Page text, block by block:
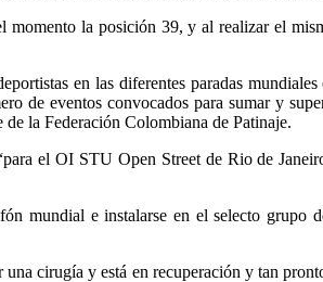
momento la posición 39, y al realizar el
en las diferentes paradas
de eventos convocados para sumar y
la Federación Colombiana de Patinaje.
el OI STU Open Street de Rio de
mundial e instalarse en el selecto grupo
cirugía y está en recuperación y tan